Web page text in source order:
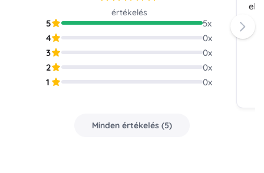
értékelés
5 5x
4
0x
3
0x
2
0x
1
0x
Minden értékelés (5)